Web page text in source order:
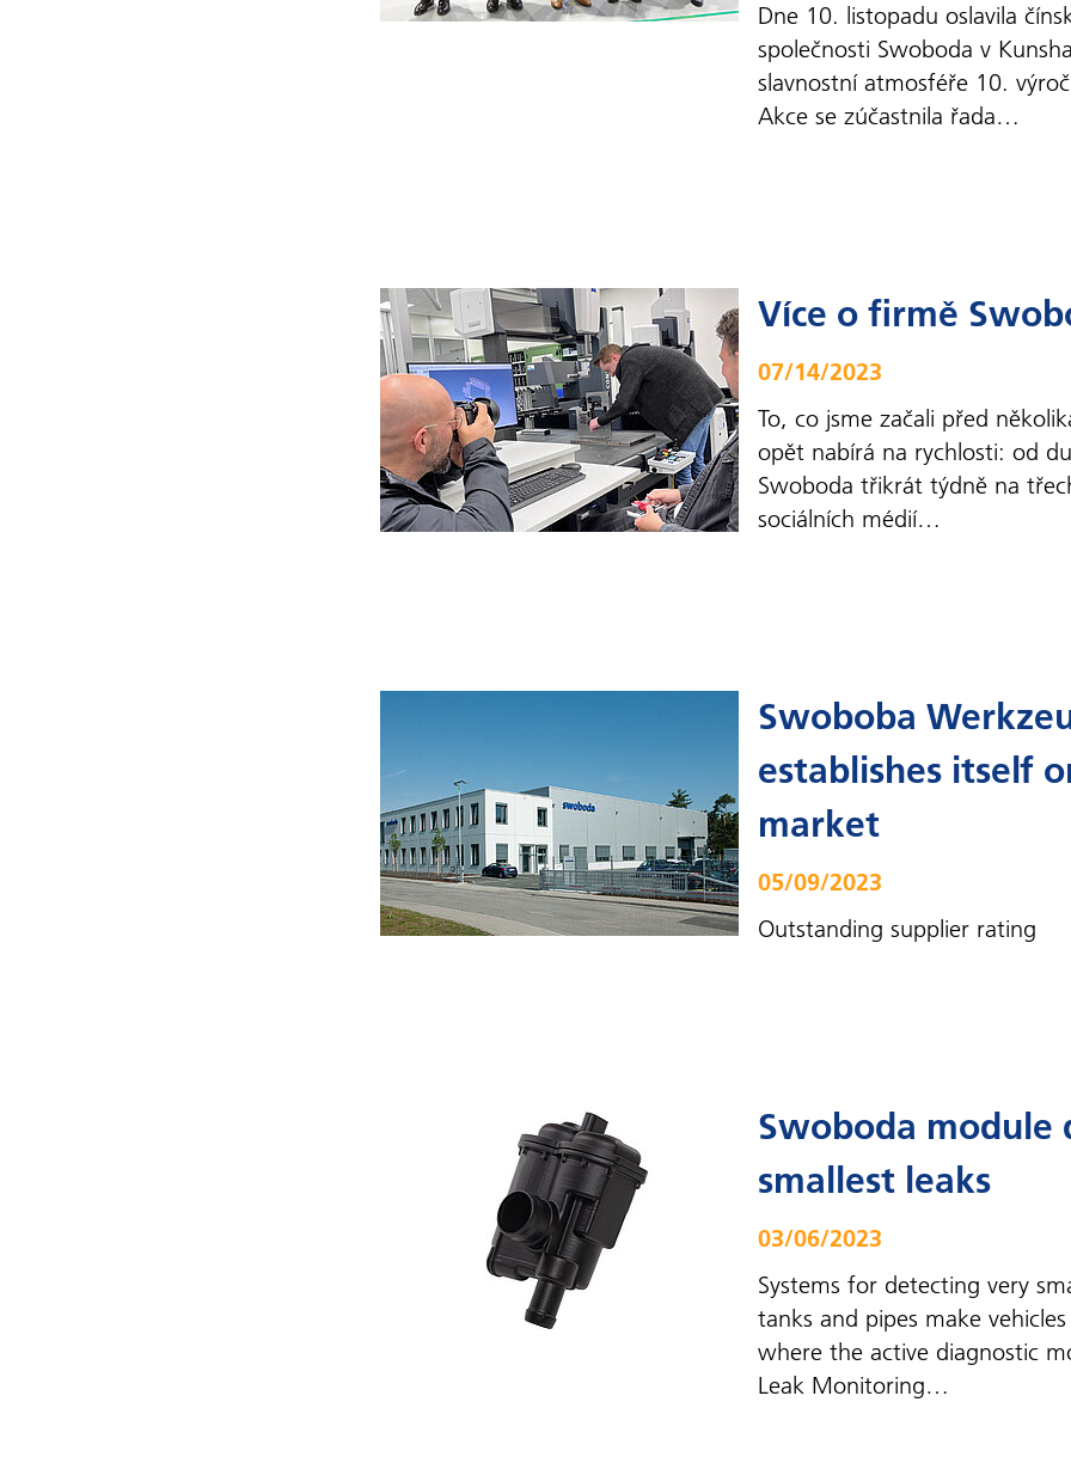
Dne 10. listopadu oslavila
společnosti Swoboda v
slavnostní atmosféře 10.
Akce se zúčastnila řada…
Více o firmě
07/14/2023
To, co jsme začali před
opět nabírá na rychlosti: od
Swoboda třikrát týdně na
sociálních médií…
Swoboba
establishes itself
market
05/09/2023
Outstanding supplier rating
Swoboda module
smallest leaks
03/06/2023
Systems for detecting very
tanks and pipes make vehicles
where the active diagnostic
Leak Monitoring…